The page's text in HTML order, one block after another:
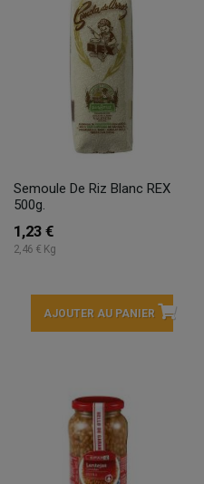
Semoule De Riz Blanc REX
500g.
1,23 €
2,46 € Kg
AJOUTER AU PANIER